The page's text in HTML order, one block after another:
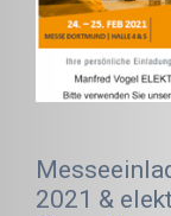
2021 &